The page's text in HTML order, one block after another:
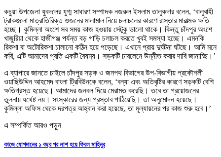
কচুয়া উপজেলা যুবদলের যুগ্ম সাধারণ সম্পাদক নজরুল ইসলাম তালুকদার বলেন, ‘বালুবাহী
ট্রাকগুলো মাত্রাতিরিক্ত ওজনের মালামাল নিয়ে চলাচলের কারণে রাস্তার মারাত্মক ক্ষতি
হচ্ছে। কুমিল্লা অংশে সব সময় কাজ হওয়ায় সেটুকু ভালো থাকে। কিন্তু চাঁদপুর অংশে
খাজুরিয়া থেকে হাজীগঞ্জ পর্যন্ত বড় গাড়ি চলাচল করতে খুবই সমস্যা হচ্ছে। এমনকি
রিকশা বা অটোরিকশা চালানো কঠিন হয়ে পড়েছে। এখানে প্রায় দুর্ঘটনা ঘটছে। আমি মনে
করি, এটি আমাদের প্রতি একটি বৈষম্য। সড়কটি চারলেনে উন্নীত করার দাবি জানাচ্ছি।’
এ ব্যাপারে জানতে চাইলে চাঁদপুর সড়ক ও জনপথ বিভাগের উপ-বিভাগীয় প্রকৌশলী
ওয়াছিউদ্দিন আহমেদ বাংলা ট্রিবিউনকে বলেন, ‘বন্যা এবং অতিবৃষ্টির কারণে সড়কটি বেশি
ক্ষতিগ্রস্ত হয়েছে। আমাদের জনবল দিয়ে মেরামত করেছি। তবে তা প্রয়োজনের
তুলনায় যথেষ্ট নয়। সংস্কারের জন্য প্রস্তাব পাঠিয়েছি। তা অনুমোদন হয়েছে।
কুমিল্লা অফিস থেকে দরপত্র আহ্বান করা হয়েছে, তা মূল্যায়নের পর কাজ শুরু হবে।’
এ সম্পর্কিত আরও পড়ুন
কাজে যোগদানের ১ বছর পর লাশ হয়ে ফিরল মাহিনুর